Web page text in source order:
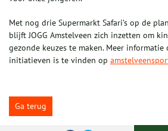
Met nog drie Supermarkt Safari’s op de
blijft JOGG Amstelveen zich inzetten om
gezonde keuzes te maken. Meer informatie
initiatieven is te vinden op
Ga terug